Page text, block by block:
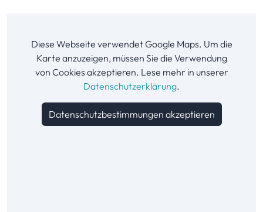
Diese Webseite verwendet Google Maps. Um die
Karte anzuzeigen, müssen Sie die Verwendung
von Cookies akzeptieren. Lese mehr in unserer
Datenschutzerklärung.
Datenschutzbestimmungen akzeptieren